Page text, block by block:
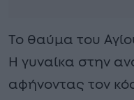
To θαύμα του
Η γυναίκα στην
αφήνοντας τον